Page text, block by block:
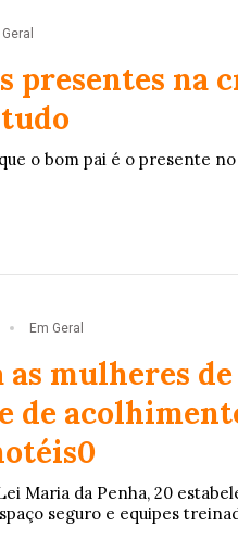
presentes na
o bom pai é o presente no
Em Geral
mulheres de
de
Maria da Penha, 20
seguro e equipes